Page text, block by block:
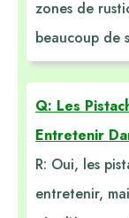
zones de
beaucoup de
Q: Les
Entretenir
R: Oui, les
entretenir,